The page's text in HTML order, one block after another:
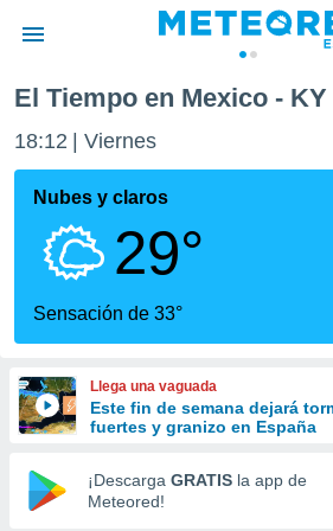
de
por
que se
calidad.
a este
las
y
forma
digital
basada
El Tiempo en Mexico - KY
18:12 Viernes
Nubes y claros
29°
Sensación de 33°
Llega una vaguada
Este fin de semana dejará
fuertes y granizo en España
¡Descarga GRATIS la app de
Meteored!